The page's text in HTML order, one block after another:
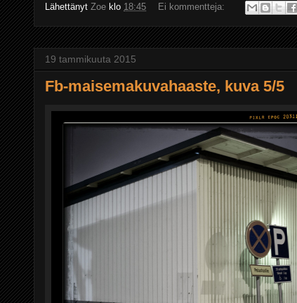
Lähettänyt Zoe klo 18:45 Ei kommentteja:
19 tammikuuta 2015
Fb-maisemakuvahaaste, kuva 5/5